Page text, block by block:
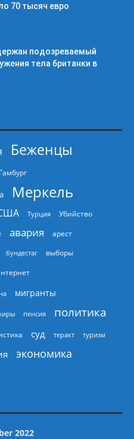
70 тысяч евро
подозреваемый
тела британки в
Беженцы
Гамбург
Меркель
Турция Убийство
авария арест
бундестаг выборы
мигранты
пенсия политика
суд теракт туризм
экономика
2022